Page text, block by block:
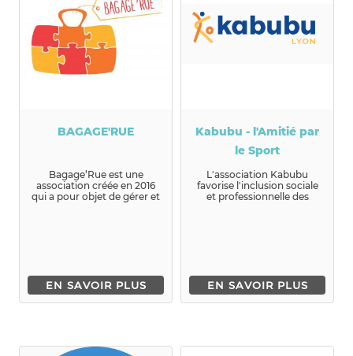
BAGAGE'RUE
Bagage’Rue est une
association créée en 2016
qui a pour objet de gérer et
EN SAVOIR PLUS
Kabubu - l'Amitié par
le Sport
L'association Kabubu
favorise l'inclusion sociale
et professionnelle des
EN SAVOIR PLUS